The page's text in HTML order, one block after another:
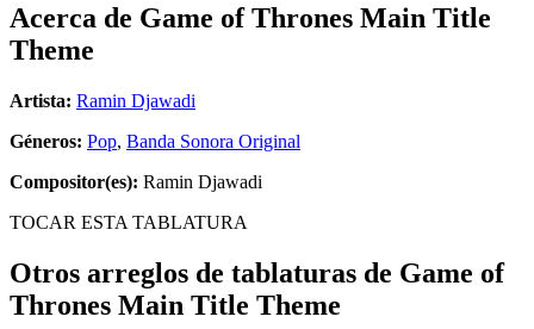
Acerca de Game of Thrones Main Title
Theme
Artista: Ramin Djawadi
Géneros: Pop, Banda Sonora Original
Compositor(es): Ramin Djawadi
TOCAR ESTA TABLATURA
Otros arreglos de tablaturas de Game of
Thrones Main Title Theme